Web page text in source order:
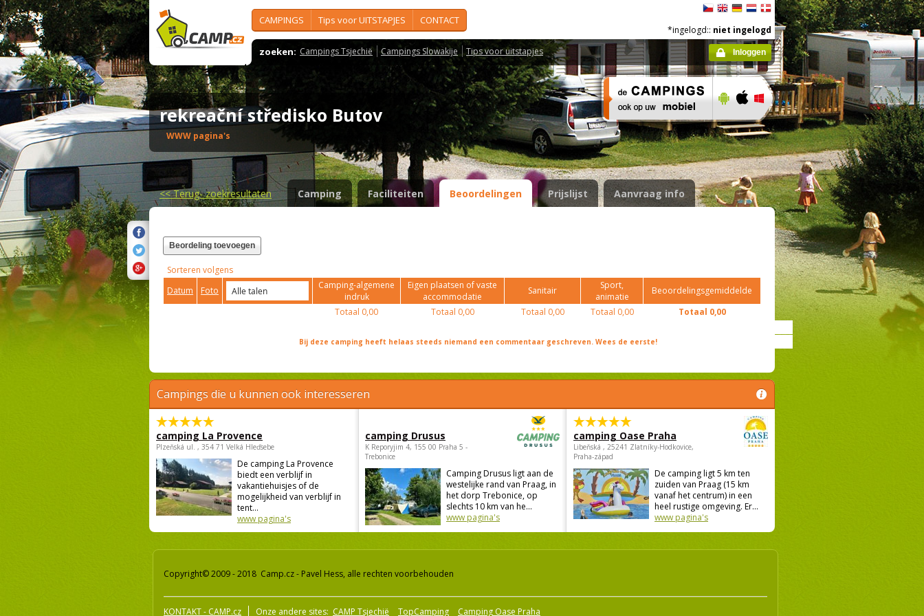
CAMPINGS Tips voor UITSTAPJES CONTACT
zoeken: Campings Tsjechië Campings Slowakije Tips voor uitstapjes
*ingelogd:: niet ingelogd
Inloggen
rekreační středisko Butov
WWW pagina's
<<Terug- zoekresultaten Camping Faciliteiten Beoordelingen Prijslijst Aanvraag info
Beordeling toevoegen
Sorteren volgens
Datum
Foto
Camping-algemene
indruk
Eigen plaatsen of vaste
accommodatie
Sanitair
Sport,
animatie
Beoordelingsgemiddelde
Totaal 0,00 Totaal 0,00 Totaal 0,00 Totaal 0,00 Totaal 0,00
Bij deze camping heeft helaas steeds niemand een commentaar geschreven. Wees de eerste!
Campings die u kunnen ook interesseren
camping La Provence
Plzeňská ul. , 354 71 Velká Hleďsebe
De camping La Provence
biedt een verblijf in
vakantiehuisjes of de
mogelijkheid van verblijf in
tent...
www pagina's
camping Drusus
K Reporyjim 4, 155 00 Praha 5 -
Trebonice
Camping Drusus ligt aan de
westelijke rand van Praag, in
het dorp Trebonice, op
slechts 10 km van he...
www pagina's
camping Oase Praha
Libeňská , 25241 Zlatníky-Hodkovice,
Praha-západ
De camping ligt 5 km ten
zuiden van Praag (15 km
vanaf het centrum) in een
heel rustige omgeving. Er...
www pagina's
Copyright© 2009 - 2018 Camp.cz - Pavel Hess, alle rechten voorbehouden
KONTAKT - CAMP.cz Onze andere sites: CAMP Tsjechië TopCamping Camping Oase Praha